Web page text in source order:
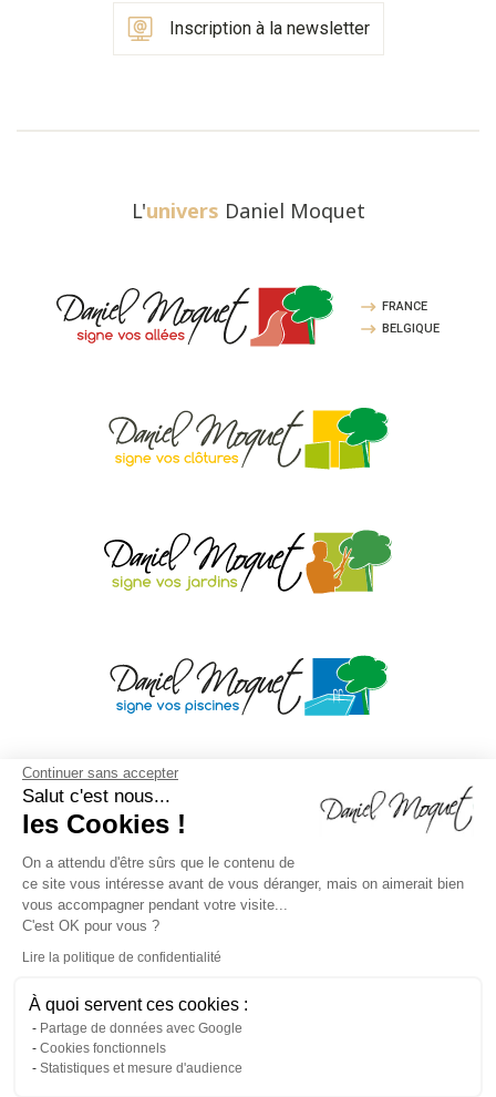
Continuer sans accepter
Salut c'est nous...
les Cookies !
On a attendu d'être sûrs que le contenu de
ce site vous intéresse avant de vous déranger, mais on aimerait bien
vous accompagner pendant votre visite...
C'est OK pour vous ?
Lire la politique de confidentialité
À quoi servent ces cookies :
Partage de données avec Google
Cookies fonctionnels
Statistiques et mesure d'audience
Inscription à la newsletter
L'univers Daniel Moquet
FRANCE
BELGIQUE
Mentions légales Droit à l'oubli
communication